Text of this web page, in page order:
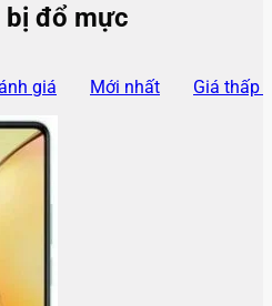
bị đổ mực
giá Mới nhất Giá thấp